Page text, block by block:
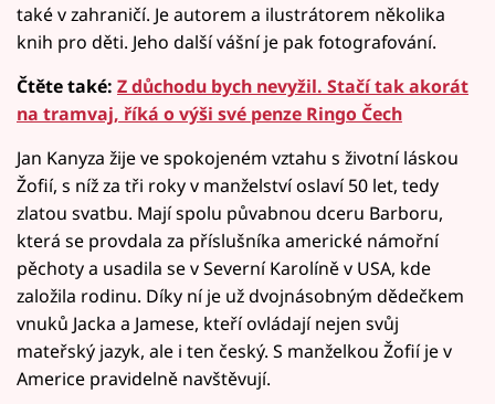
také v zahraničí. Je autorem a ilustrátorem několika
knih pro děti. Jeho další vášní je pak fotografování.
Čtěte také: Z důchodu bych nevyžil. Stačí tak akorát
na tramvaj, říká o výši své penze Ringo Čech
Jan Kanyza žije ve spokojeném vztahu s životní láskou
Žofií, s níž za tři roky v manželství oslaví 50 let, tedy
zlatou svatbu. Mají spolu půvabnou dceru Barboru,
která se provdala za příslušníka americké námořní
pěchoty a usadila se v Severní Karolíně v USA, kde
založila rodinu. Díky ní je už dvojnásobným dědečkem
vnuků Jacka a Jamese, kteří ovládají nejen svůj
mateřský jazyk, ale i ten český. S manželkou Žofií je v
Americe pravidelně navštěvují.